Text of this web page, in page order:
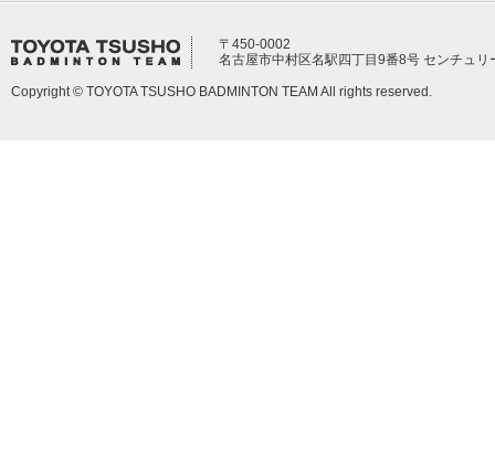
〒450-0002
名古屋市中村区名駅四丁目9番8号 センチュリ
Copyright © TOYOTA TSUSHO BADMINTON TEAM All rights reserved.